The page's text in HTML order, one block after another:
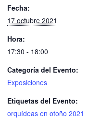
Fecha:
17 octubre 2021
Hora:
17:30 - 18:00
Categoría del Evento:
Exposiciones
Etiquetas del Evento:
orquídeas en otoño 2021